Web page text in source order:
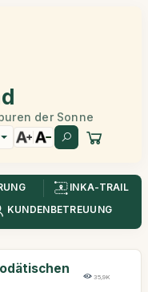
der Sonne
INKA-TRAIL
KUNDENBETREUUNG
35,9K